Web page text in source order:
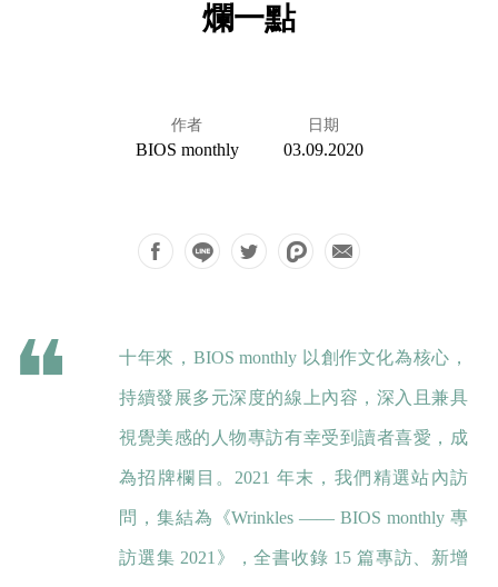
爛一點
作者
BIOS monthly
日期
03.09.2020
十年來，BIOS monthly 以創作文化為核心，
持續發展多元深度的線上內容，深入且兼具
視覺美感的人物專訪有幸受到讀者喜愛，成
為招牌欄目。2021 年末，我們精選站內訪
問，集結為《Wrinkles —— BIOS monthly 專
訪選集 2021》，全書收錄 15 篇專訪、新增